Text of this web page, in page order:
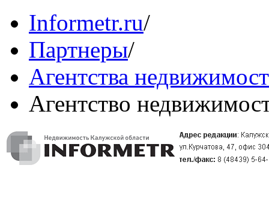
Informetr.ru/
Партнеры/
Агентства
Агентство